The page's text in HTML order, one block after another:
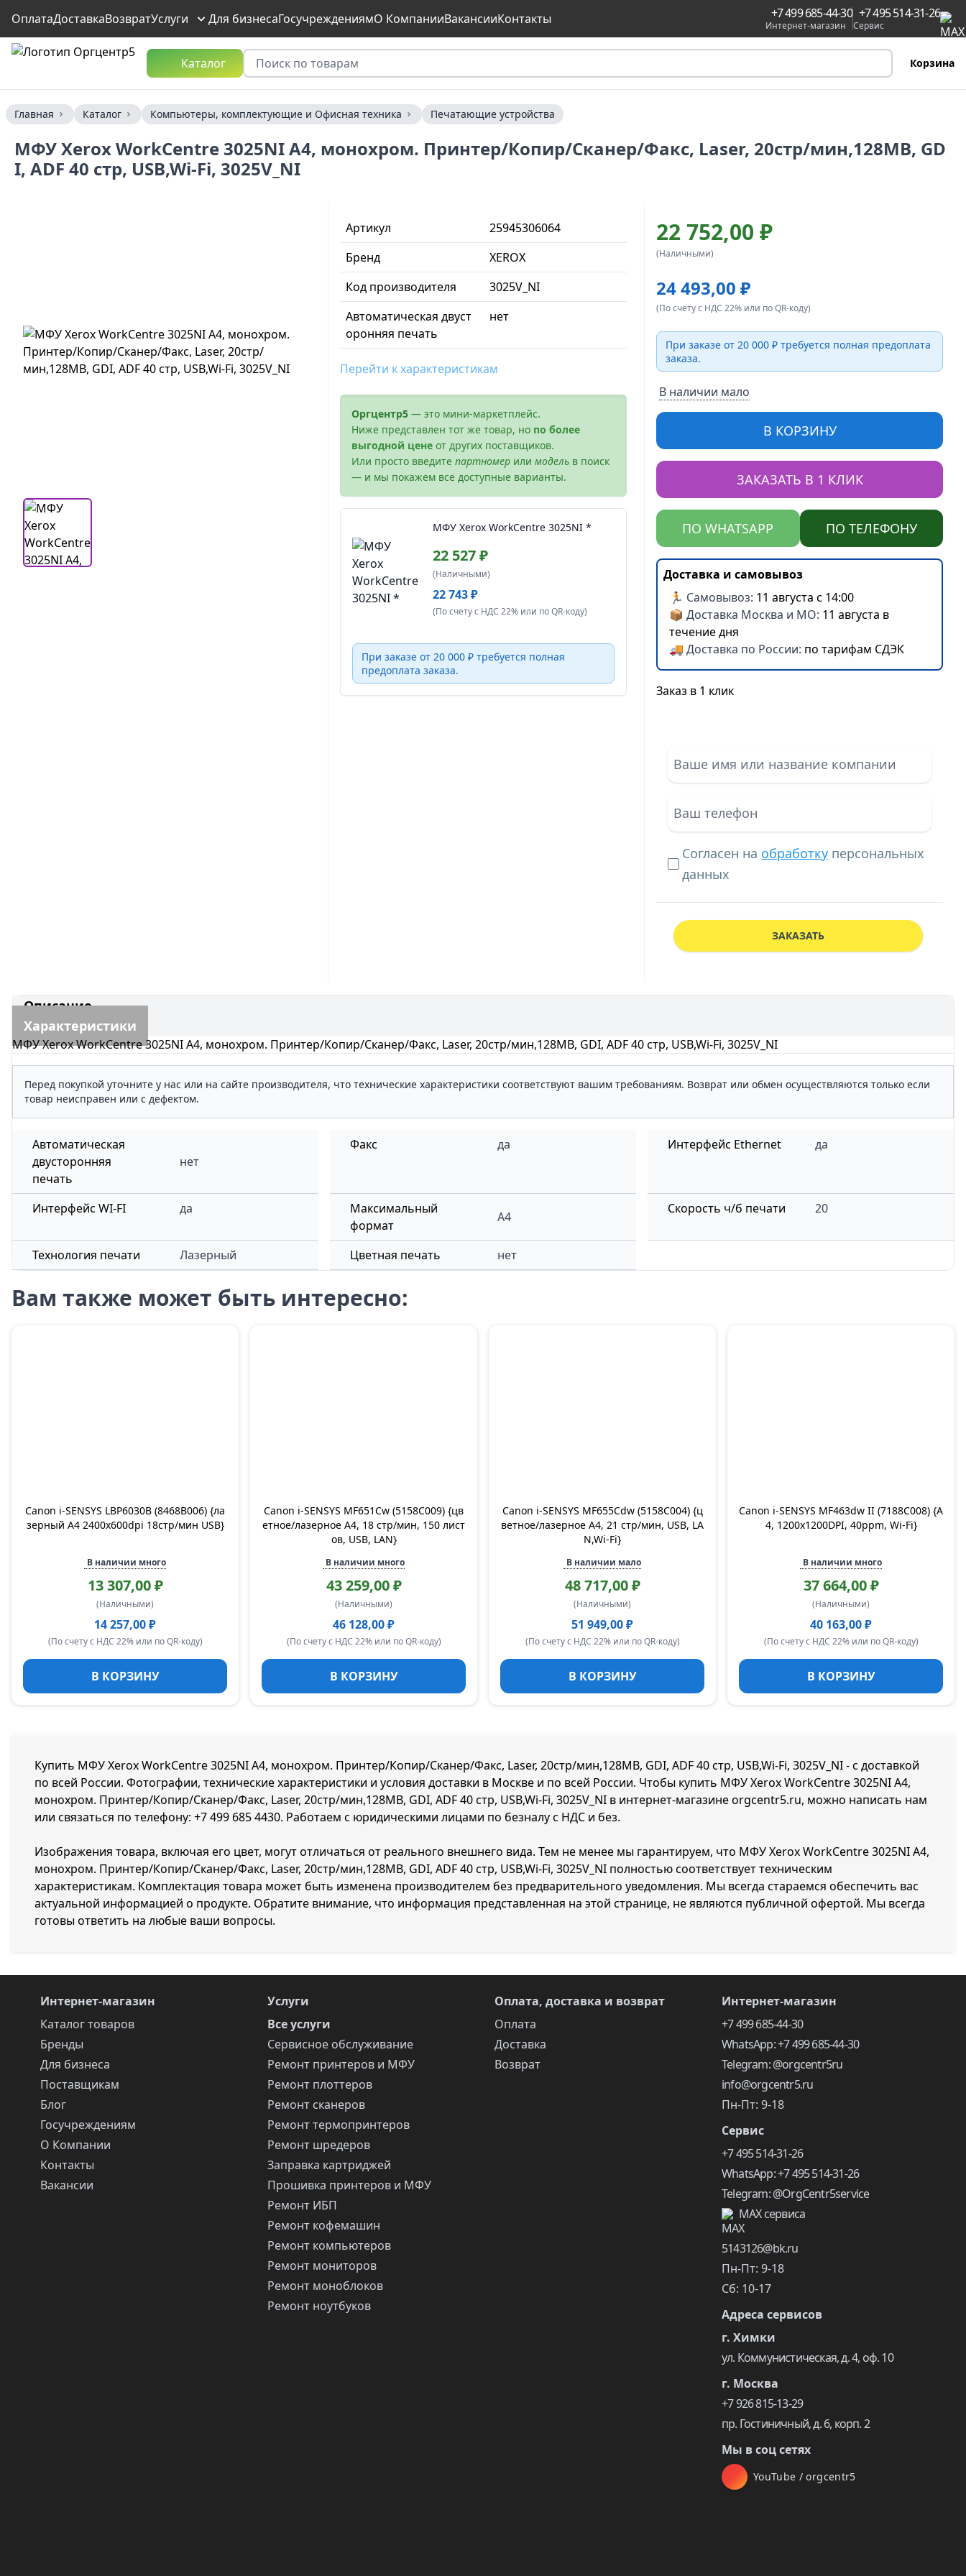
ОплатаДоставкаВозвратУслуги Для бизнесаГосучреждениямО КомпанииВакансииКонтакты +7 499 685-44-30
Интернет-магазин
+7 495 514-31-26
Сервис
Каталог Корзина
Главная Каталог Компьютеры, комплектующие и Офисная техника Печатающие устройства
МФУ Xerox WorkCentre 3025NI A4, монохром. Принтер/Копир/Сканер/Факс, Laser, 20стр/мин,128MB, GD
I, ADF 40 стр, USB,Wi-Fi, 3025V_NI
Артикул
25945306064
Бренд
XEROX
Код производителя
3025V_NI
Автоматическая двуст
оронняя печать
нет
Перейти к характеристикам
Оргцентр5 — это мини-маркетплейс.
Ниже представлен тот же товар, но по более
выгодной цене от других поставщиков.
Или просто введитепартномер илимодель в поиск
— и мы покажем все доступные варианты.
МФУ Xerox WorkCentre 3025NI *
22 527 ₽
(Наличными)
22 743 ₽
(По счету с НДС 22% или по QR-коду)
При заказе от 20 000 ₽ требуется полная
предоплата заказа.
22 752,00 ₽
(Наличными)
24 493,00 ₽
(По счету с НДС 22% или по QR-коду)
При заказе от 20 000 ₽ требуется полная предоплата
заказа.
В наличии мало
В КОРЗИНУ
ЗАКАЗАТЬ В 1 КЛИК
ПО WHATSAPP ПО ТЕЛЕФОНУ
Доставка и самовывоз
🏃 Самовывоз: 11 августа с 14:00
📦 Доставка Москва и МО: 11 августа в
течение дня
🚚 Доставка по России: по тарифам СДЭК
Заказ в 1 клик
Согласен на обработку персональных
данных
ЗАКАЗАТЬ
Описание
Характеристики
МФУ Xerox WorkCentre 3025NI A4, монохром. Принтер/Копир/Сканер/Факс, Laser, 20стр/мин,128MB, GDI, ADF 40 стр, USB,Wi-Fi, 3025V_NI
Перед покупкой уточните у нас или на сайте производителя, что технические характеристики соответствуют вашим требованиям. Возврат или обмен осуществляются только если
товар неисправен или с дефектом.
Автоматическая
двусторонняя
печать
нет
Факс да Интерфейс Ethernet да
Интерфейс WI-FI да
Максимальный
формат
A4
Скорость ч/б печати 20
Технология печати Лазерный Цветная печать нет
Вам также может быть интересно:
Canon i-SENSYS LBP6030B (8468B006) {ла
зерный A4 2400x600dpi 18стр/мин USB}
В наличии много
13 307,00 ₽
(Наличными)
14 257,00 ₽
(По счету с НДС 22% или по QR-коду)
В КОРЗИНУ
Canon i-SENSYS MF651Cw (5158C009) {цв
етное/лазерное A4, 18 стр/мин, 150 лист
ов, USB, LAN}
В наличии много
43 259,00 ₽
(Наличными)
46 128,00 ₽
(По счету с НДС 22% или по QR-коду)
В КОРЗИНУ
Canon i-SENSYS MF655Cdw (5158C004) {ц
ветное/лазерное A4, 21 стр/мин, USB, LA
N,Wi-Fi}
В наличии мало
48 717,00 ₽
(Наличными)
51 949,00 ₽
(По счету с НДС 22% или по QR-коду)
В КОРЗИНУ
Canon i-SENSYS MF463dw II (7188C008) {A
4, 1200x1200DPI, 40ppm, Wi-Fi}
В наличии много
37 664,00 ₽
(Наличными)
40 163,00 ₽
(По счету с НДС 22% или по QR-коду)
В КОРЗИНУ
Купить МФУ Xerox WorkCentre 3025NI A4, монохром. Принтер/Копир/Сканер/Факс, Laser, 20стр/мин,128MB, GDI, ADF 40 стр, USB,Wi-Fi, 3025V_NI - с доставкой
по всей России. Фотографии, технические характеристики и условия доставки в Москве и по всей России. Чтобы купить МФУ Xerox WorkCentre 3025NI A4,
монохром. Принтер/Копир/Сканер/Факс, Laser, 20стр/мин,128MB, GDI, ADF 40 стр, USB,Wi-Fi, 3025V_NI в интернет-магазине orgcentr5.ru, можно написать нам
или связаться по телефону: +7 499 685 4430. Работаем с юридическими лицами по безналу с НДС и без.
Изображения товара, включая его цвет, могут отличаться от реального внешнего вида. Тем не менее мы гарантируем, что МФУ Xerox WorkCentre 3025NI A4,
монохром. Принтер/Копир/Сканер/Факс, Laser, 20стр/мин,128MB, GDI, ADF 40 стр, USB,Wi-Fi, 3025V_NI полностью соответствует техническим
характеристикам. Комплектация товара может быть изменена производителем без предварительного уведомления. Мы всегда стараемся обеспечить вас
актуальной информацией о продукте. Обратите внимание, что информация представленная на этой странице, не являются публичной офертой. Мы всегда
готовы ответить на любые ваши вопросы.
Интернет-магазин
Каталог товаров
Бренды
Для бизнеса
Поставщикам
Блог
Госучреждениям
О Компании
Контакты
Вакансии
Услуги
Все услуги
Сервисное обслуживание
Ремонт принтеров и МФУ
Ремонт плоттеров
Ремонт сканеров
Ремонт термопринтеров
Ремонт шредеров
Заправка картриджей
Прошивка принтеров и МФУ
Ремонт ИБП
Ремонт кофемашин
Ремонт компьютеров
Ремонт мониторов
Ремонт моноблоков
Ремонт ноутбуков
Оплата, доставка и возврат
Оплата
Доставка
Возврат
Интернет-магазин
+7 499 685-44-30
WhatsApp: +7 499 685-44-30
Telegram: @orgcentr5ru
info@orgcentr5.ru
Пн-Пт: 9-18
Сервис
+7 495 514-31-26
WhatsApp: +7 495 514-31-26
Telegram: @OrgCentr5service
MAX сервиса
5143126@bk.ru
Пн-Пт: 9-18
Сб: 10-17
Адреса сервисов
г. Химки
ул. Коммунистическая, д. 4, оф. 10
г. Москва
+7 926 815-13-29
пр. Гостиничный, д. 6, корп. 2
Мы в соц сетях
YouTube / orgcentr5